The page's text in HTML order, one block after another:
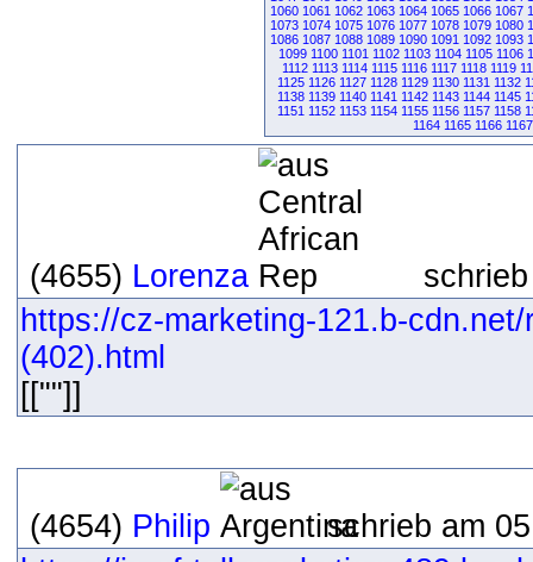
1060 1061 1062 1063 1064 1065 1066 1067
1073 1074 1075 1076 1077 1078 1079 1080
1086 1087 1088 1089 1090 1091 1092 1093
1099 1100 1101 1102 1103 1104 1105 1106
1112 1113 1114 1115 1116 1117 1118 1119
1125 1126 1127 1128 1129 1130 1131 1132
1138 1139 1140 1141 1142 1143 1144 1145
1151 1152 1153 1154 1155 1156 1157 1158
1164 1165 1166 1167
(4655) Lorenza
https://cz-marketing-121.b-
(402).html
[[""]]
(4654) Philip
schrieb am